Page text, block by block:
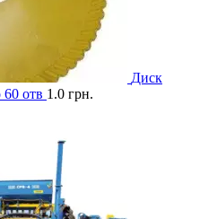
Диск
отв 1.0 грн.